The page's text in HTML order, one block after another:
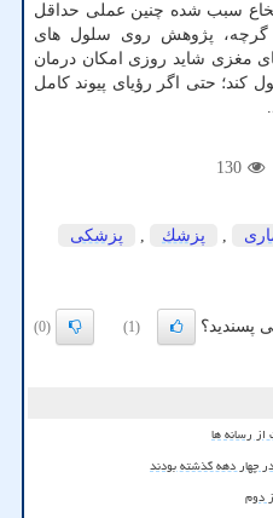
نخاع سبب شده چنین عملی حداقل
گرچه، پژوهش روی سلول های
های مغزی شاید روزی امکان درمان
حتی اگر رؤیای پیوند کامل
130
, پزشك , پزشكی
پسندید؟ (1)
(0)
از رسانه ها
چهار دهه گذشته بودند